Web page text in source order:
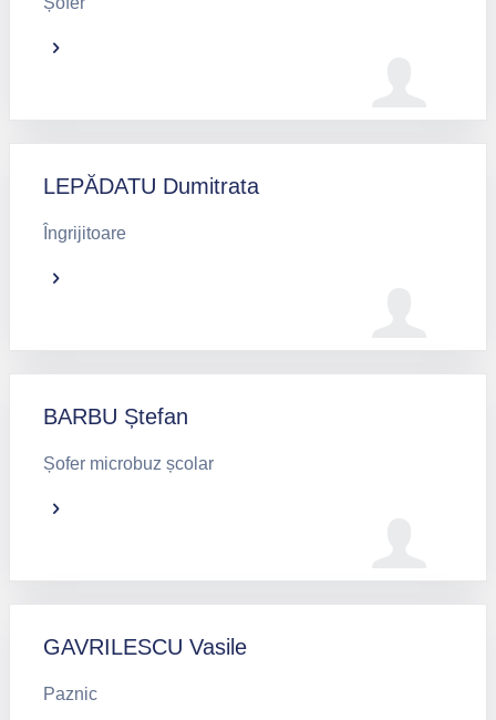
LEPĂDATU Dumitrata
Îngrijitoare
BARBU Ștefan
Șofer microbuz școlar
GAVRILESCU Vasile
Paznic